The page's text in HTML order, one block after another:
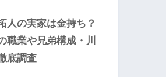
人の実家は金持ち？
職業や兄弟構成・川
底調査